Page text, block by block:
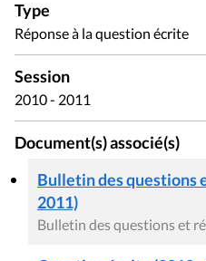
Document(s) associé(s)
Bulletin des questions
2011)
Question écrite (2010 -
QE 135 Destexhe Alain -
réédition du Guide des
Alain Destexhe